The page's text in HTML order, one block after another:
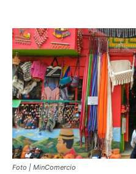
Foto | MinComercio